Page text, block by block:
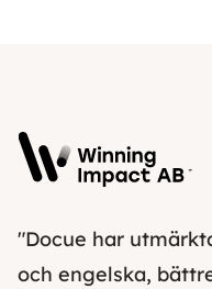
"Docue har
och engelska,